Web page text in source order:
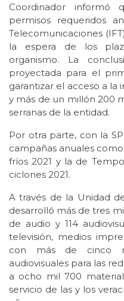
Coordinador informó
permisos requeridos
Telecomunicaciones
la espera de los
organismo. La
proyectada para el
garantizar el acceso a la
y más de un millón 200
serranas de la entidad.
Por otra parte, con la
campañas anuales
fríos 2021 y la de
ciclones 2021.
A través de la Unidad
desarrolló más de tres
de audio y 114
televisión, medios
con más de cinco
audiovisuales para las
a ocho mil 700
servicio de las y los